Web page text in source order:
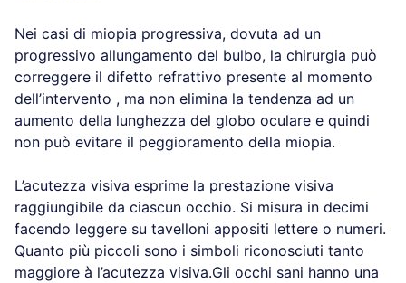
Nei casi di miopia progressiva, dovuta ad un
progressivo allungamento del bulbo, la chirurgia può
correggere il difetto refrattivo presente al momento
dell’intervento , ma non elimina la tendenza ad un
aumento della lunghezza del globo oculare e quindi
non può evitare il peggioramento della miopia.
L’acutezza visiva esprime la prestazione visiva
raggiungibile da ciascun occhio. Si misura in decimi
facendo leggere su tavelloni appositi lettere o numeri.
Quanto più piccoli sono i simboli riconosciuti tanto
maggiore à l’acutezza visiva.Gli occhi sani hanno una